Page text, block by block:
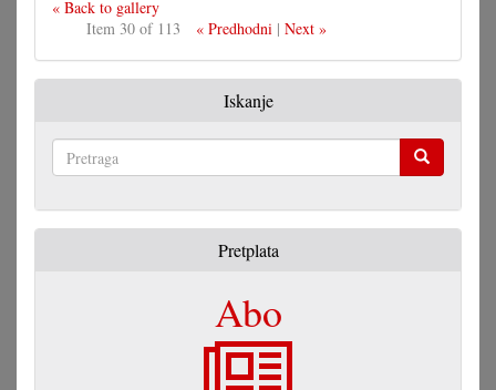
« Back to gallery
Item 30 of 113
« Predhodni| Next »
Iskanje
Pretplata
Abo